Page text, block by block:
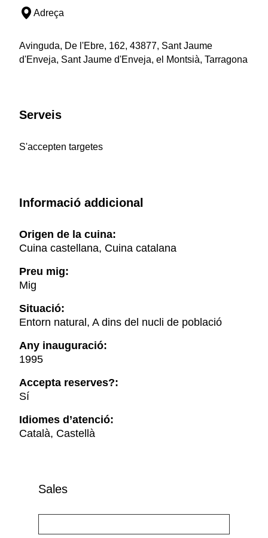
Adreça
Avinguda, De l'Ebre, 162, 43877, Sant Jaume
d'Enveja, Sant Jaume d'Enveja, el Montsià, Tarragona
Serveis
S'accepten targetes
Informació addicional
Origen de la cuina:
Cuina castellana, Cuina catalana
Preu mig:
Mig
Situació:
Entorn natural, A dins del nucli de població
Any inauguració:
1995
Accepta reserves?:
Sí
Idiomes d’atenció:
Català, Castellà
Sales